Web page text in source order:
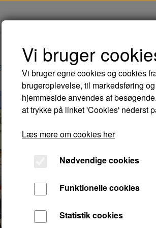
tilbud ONCE AROUND -
ONCE
33,00 kr.
Renata Bella
ekstra glad for
varer ikke længe
Vi bruger
Vi bruger egne cookies og cookies
brugeroplevelse, til markedsføring
hjemmeside anvendes af
at trykke på linket 'Cookies' nederst
Læs mere om cookies her
Nødvendige cookies
Funktionelle cookies
Statistik cookies